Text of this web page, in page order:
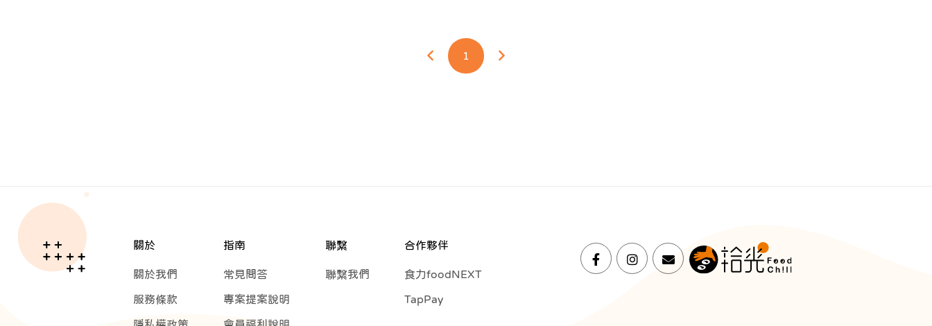
1
關於
關於我們
服務條款
指南
常見問答
專案提案說明
聯繫
聯繫我們
合作夥伴
食力foodNEXT
TapPay